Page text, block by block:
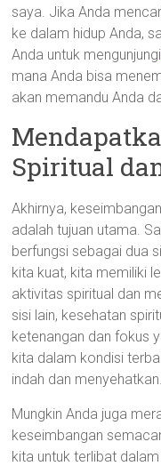
saya. Jika Anda
ke dalam hidup Anda,
Anda untuk mengunjungi
mana Anda bisa
akan memandu Anda
Spiritual
Akhirnya,
adalah tujuan utama.
berfungsi sebagai dua
kita kuat, kita memiliki
aktivitas spiritual dan
sisi lain, kesehatan
ketenangan dan fokus
kita dalam kondisi
indah dan menyehatkan.
Mungkin Anda juga
keseimbangan
kita untuk terlibat